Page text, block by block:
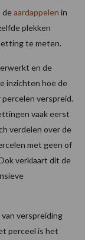
deaardappelen in
plekken
te meten.
en de
inzichten hoe de
verspreid.
vaak eerst
verdelen over de
met geen of
verklaart dit de
verspreiding
perceel is het